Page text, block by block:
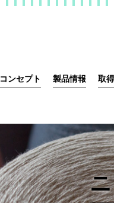
コンセプト 製品情報 取